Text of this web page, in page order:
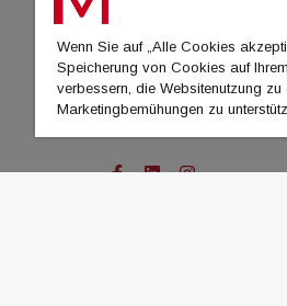
Wenn Sie auf „Alle Cookies
Speicherung von Cookies auf
verbessern, die Websitenutzung
Marketingbemühungen zu